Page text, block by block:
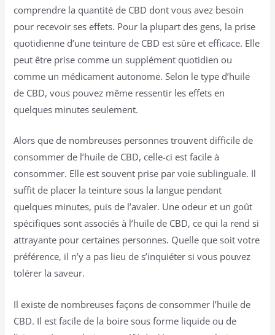
comprendre la quantité de CBD dont vous avez besoin
pour recevoir ses effets. Pour la plupart des gens, la prise
quotidienne d’une teinture de CBD est sûre et efficace. Elle
peut être prise comme un supplément quotidien ou
comme un médicament autonome. Selon le type d’huile
de CBD, vous pouvez même ressentir les effets en
quelques minutes seulement.
Alors que de nombreuses personnes trouvent difficile de
consommer de l’huile de CBD, celle-ci est facile à
consommer. Elle est souvent prise par voie sublinguale. Il
suffit de placer la teinture sous la langue pendant
quelques minutes, puis de l’avaler. Une odeur et un goût
spécifiques sont associés à l’huile de CBD, ce qui la rend si
attrayante pour certaines personnes. Quelle que soit votre
préférence, il n’y a pas lieu de s’inquiéter si vous pouvez
tolérer la saveur.
Il existe de nombreuses façons de consommer l’huile de
CBD. Il est facile de la boire sous forme liquide ou de